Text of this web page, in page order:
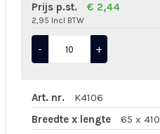
Prijs p.st.
€ 2,44
2,95 Incl BTW
- +
Art. nr.
K4106
Breedte x lengte
65 x 410